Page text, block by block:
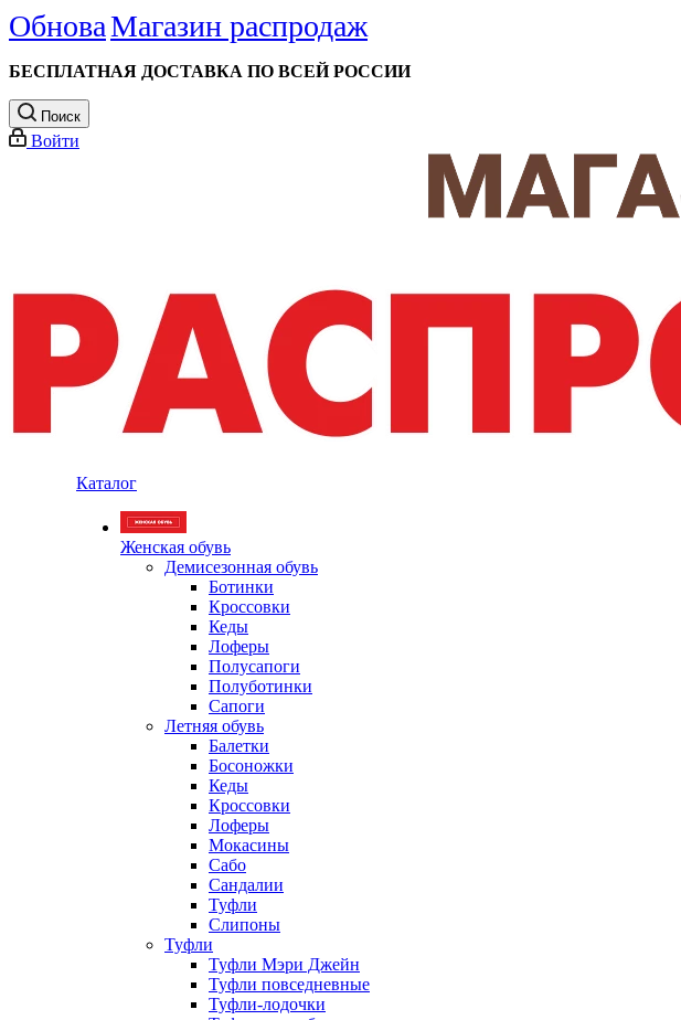
ОбноваМагазин распродаж
БЕСПЛАТНАЯ ДОСТАВКА ПО ВСЕЙ РОССИИ
Поиск
Войти
Каталог
Женская обувь
Демисезонная обувь
Ботинки
Кроссовки
Кеды
Лоферы
Полусапоги
Полуботинки
Сапоги
Летняя обувь
Балетки
Босоножки
Кеды
Кроссовки
Лоферы
Мокасины
Сабо
Сандалии
Туфли
Слипоны
Туфли
Туфли Мэри Джейн
Туфли повседневные
Туфли-лодочки